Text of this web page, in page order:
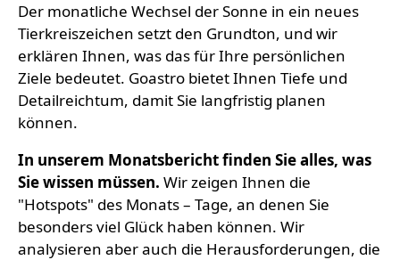
Der monatliche Wechsel der Sonne in ein neues
Tierkreiszeichen setzt den Grundton, und wir
erklären Ihnen, was das für Ihre persönlichen
Ziele bedeutet. Goastro bietet Ihnen Tiefe und
Detailreichtum, damit Sie langfristig planen
können.
In unserem Monatsbericht finden Sie alles, was
Sie wissen müssen. Wir zeigen Ihnen die
"Hotspots" des Monats – Tage, an denen Sie
besonders viel Glück haben können. Wir
analysieren aber auch die Herausforderungen, die